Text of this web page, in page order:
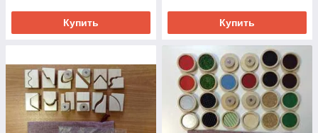
Купить Купить